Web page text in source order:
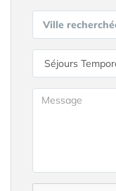
Ville